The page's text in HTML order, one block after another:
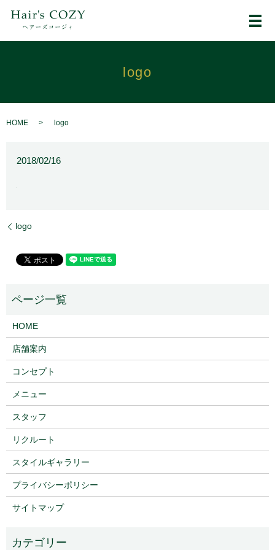
メ
logo
HOME logo
2018/02/16
logo
HOME
店舗案内
コンセプト
メニュー
スタッフ
リクルート
スタイルギャラリー
プライバシーポリシー
サイトマップ